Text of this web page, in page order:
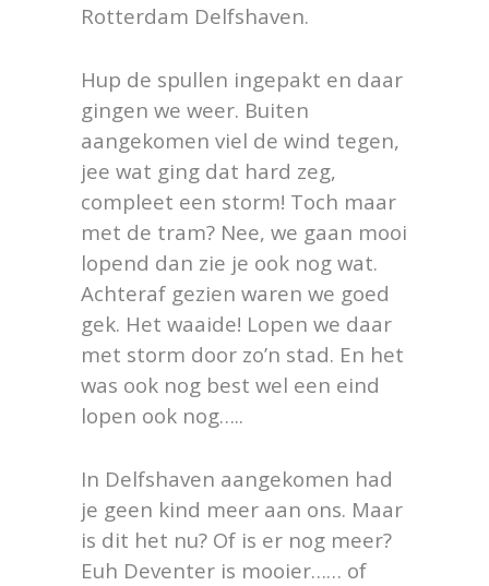
Rotterdam Delfshaven.
Hup de spullen ingepakt en daar
gingen we weer. Buiten
aangekomen viel de wind tegen,
jee wat ging dat hard zeg,
compleet een storm! Toch maar
met de tram? Nee, we gaan mooi
lopend dan zie je ook nog wat.
Achteraf gezien waren we goed
gek. Het waaide! Lopen we daar
met storm door zo’n stad. En het
was ook nog best wel een eind
lopen ook nog…..
In Delfshaven aangekomen had
je geen kind meer aan ons. Maar
is dit het nu? Of is er nog meer?
Euh Deventer is mooier…… of